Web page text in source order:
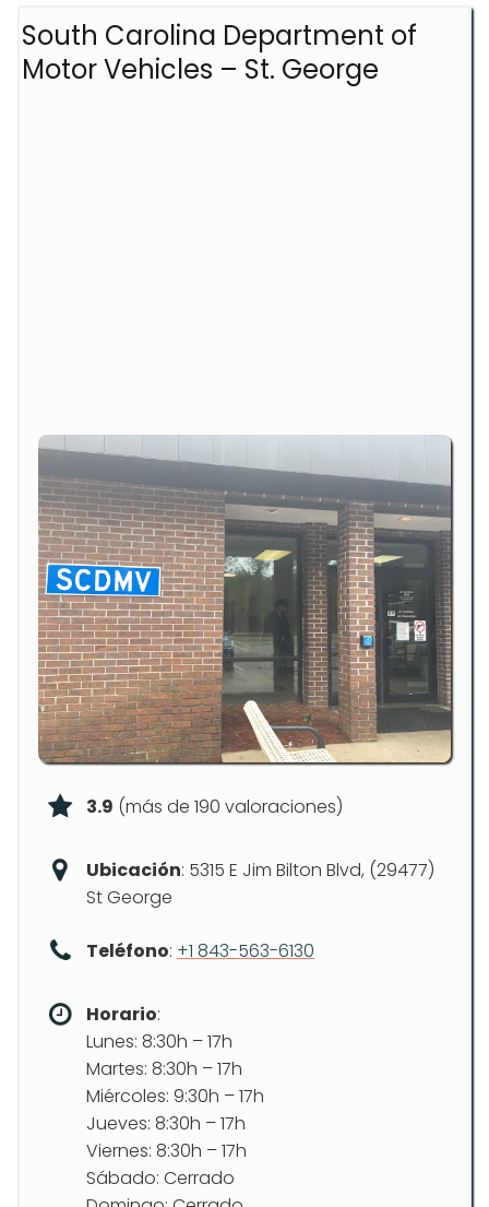
South Carolina Department of
Motor Vehicles – St. George
3.9 (más de 190 valoraciones)
Ubicación: 5315 E Jim Bilton Blvd, (29477)
St George
Teléfono: +1 843-563-6130
Horario:
Lunes: 8:30h – 17h
Martes: 8:30h – 17h
Miércoles: 9:30h – 17h
Jueves: 8:30h – 17h
Viernes: 8:30h – 17h
Sábado: Cerrado